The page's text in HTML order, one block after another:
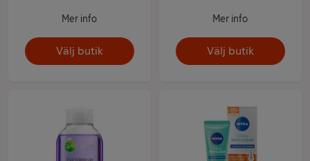
Mer info
Välj butik
Mer info
Välj butik